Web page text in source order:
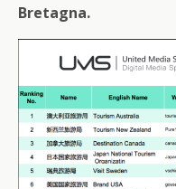
Bretagna.